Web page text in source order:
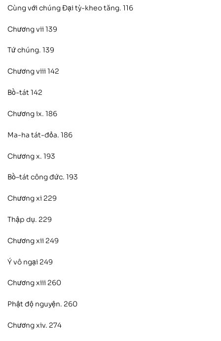
Cùng với chúng Đại tỳ-kheo tăng. 116
Chương vii 139
Tứ chúng. 139
Chương viii 142
Bồ-tát 142
Chương ix. 186
Ma-ha tát-đỏa. 186
Chương x. 193
Bồ–tát công đức. 193
Chương xi 229
Thập dụ. 229
Chương xii 249
Ý vô ngại 249
Chương xiii 260
Phật độ nguyện. 260
Chương xiv. 274